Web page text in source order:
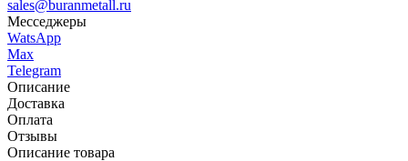
sales@buranmetall.ru
Месседжеры
WatsApp
Max
Telegram
Описание
Доставка
Оплата
Отзывы
Описание товара